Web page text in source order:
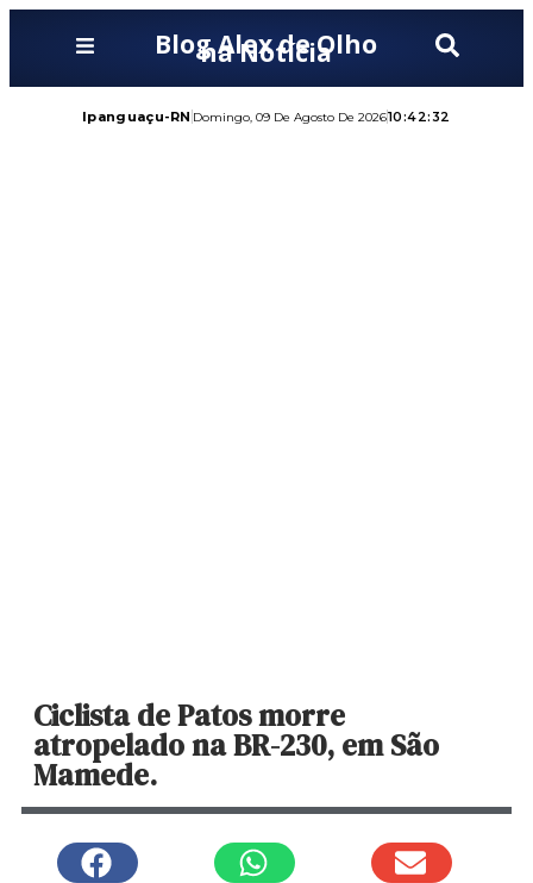
Blog Alex de Olho
na Notícia
Ipanguaçu-RN Domingo, 09 De Agosto De 202610:42:33
Ciclista de Patos morre
atropelado na BR-230, em São
Mamede.